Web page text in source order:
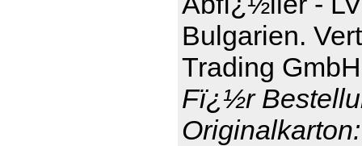
Bulgarien.
Trading
Fï¿½r
Originalkarton: